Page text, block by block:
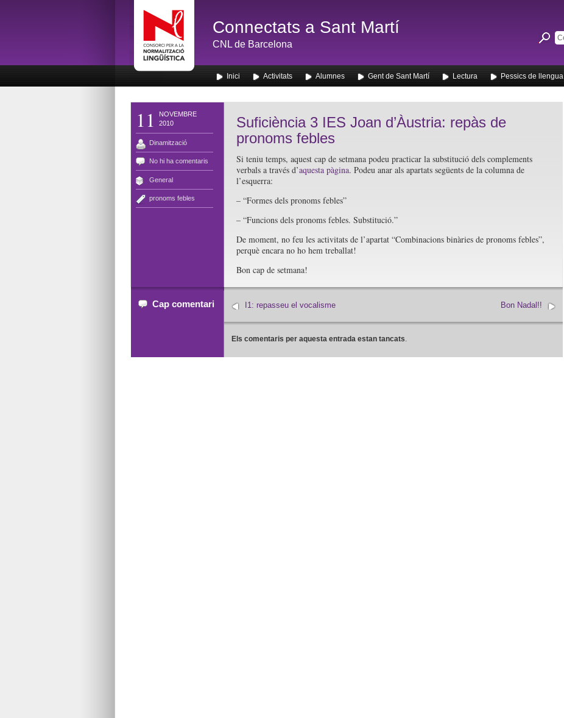
Connectats a Sant Martí
CNL de Barcelona
Inici Activitats Alumnes Gent de Sant Martí Lectura Pessics de llengua
11
NOVEMBRE
2010
Dinamització
No hi ha comentaris
General
pronoms febles
Suficiència 3 IES Joan d’Àustria: repàs de
pronoms febles
Si teniu temps, aquest cap de setmana podeu practicar la substitució dels complements
verbals a través d’aquesta pàgina. Podeu anar als apartats següents de la columna de
l’esquerra:
– “Formes dels pronoms febles”
– “Funcions dels pronoms febles. Substitució.”
De moment, no feu les activitats de l’apartat “Combinacions binàries de pronoms febles”,
perquè encara no ho hem treballat!
Bon cap de setmana!
Cap comentari Bon Nadal!!
I1: repasseu el vocalisme
Els comentaris per aquesta entrada estan tancats.